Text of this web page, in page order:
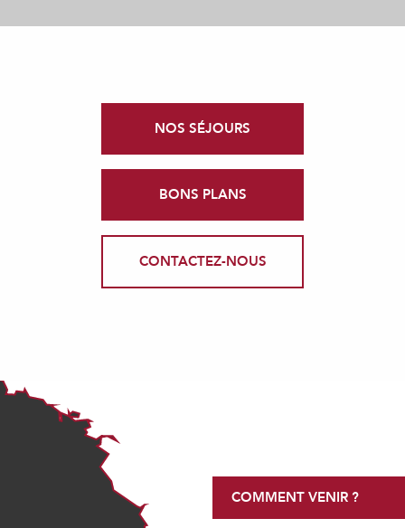
NOS SÉJOURS
BONS PLANS
CONTACTEZ-NOUS
COMMENT VENIR ?